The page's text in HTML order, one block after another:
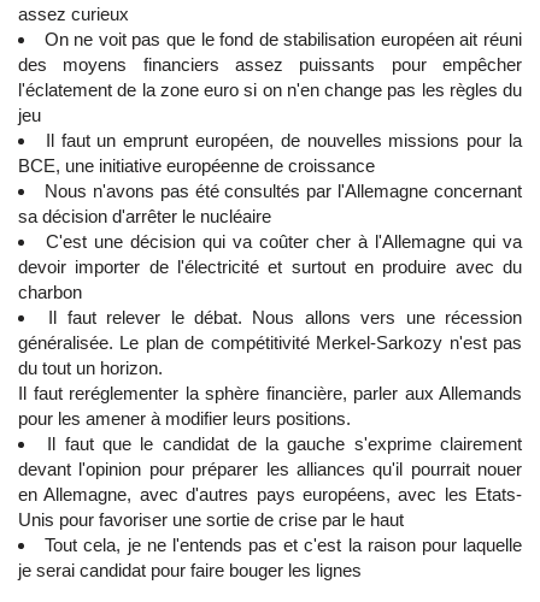
assez curieux
On ne voit pas que le fond de stabilisation européen ait réuni
des moyens financiers assez puissants pour empêcher
l'éclatement de la zone euro si on n'en change pas les règles du
jeu
Il faut un emprunt européen, de nouvelles missions pour la
BCE, une initiative européenne de croissance
Nous n'avons pas été consultés par l'Allemagne concernant
sa décision d'arrêter le nucléaire
C'est une décision qui va coûter cher à l'Allemagne qui va
devoir importer de l'électricité et surtout en produire avec du
charbon
Il faut relever le débat. Nous allons vers une récession
généralisée. Le plan de compétitivité Merkel-Sarkozy n'est pas
du tout un horizon.
Il faut reréglementer la sphère financière, parler aux Allemands
pour les amener à modifier leurs positions.
Il faut que le candidat de la gauche s'exprime clairement
devant l'opinion pour préparer les alliances qu'il pourrait nouer
en Allemagne, avec d'autres pays européens, avec les Etats-
Unis pour favoriser une sortie de crise par le haut
Tout cela, je ne l'entends pas et c'est la raison pour laquelle
je serai candidat pour faire bouger les lignes